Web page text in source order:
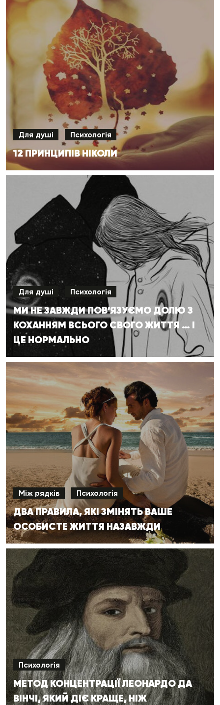
Для душі Психологія
12 ПРИНЦИПІВ НІКОЛИ
Для душі Психологія
МИ НЕ ЗАВЖДИ ПОВ’ЯЗУЄМО ДОЛЮ З
КОХАННЯМ ВСЬОГО СВОГО ЖИТТЯ … І
ЦЕ НОРМАЛЬНО
Між рядків Психологія
ДВА ПРАВИЛА, ЯКІ ЗМІНЯТЬ ВАШЕ
ОСОБИСТЕ ЖИТТЯ НАЗАВЖДИ
Психологія
МЕТОД КОНЦЕНТРАЦІЇ ЛЕОНАРДО ДА
ВІНЧІ, ЯКИЙ ДІЄ КРАЩЕ, НІЖ